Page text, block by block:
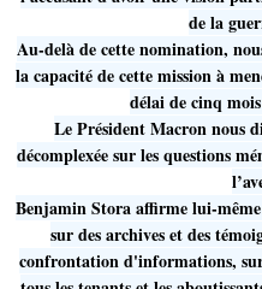
de la
Au-delà de cette nomination,
la capacité de cette mission à
délai de cinq
Le Président Macron nous
décomplexée sur les questions
Benjamin Stora affirme lui-
sur des archives et des
confrontation d'informations,